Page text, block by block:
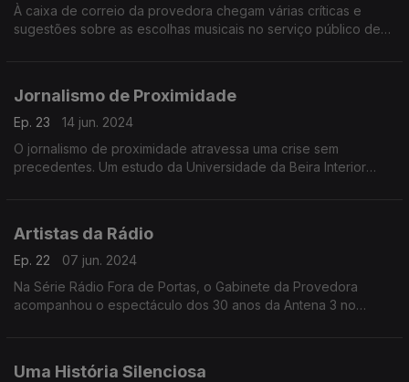
À caixa de correio da provedora chegam várias críticas e
sugestões sobre as escolhas musicais no serviço público de
Jornalismo de Proximidade
Ep. 23
14 jun. 2024
O jornalismo de proximidade atravessa uma crise sem
precedentes. Um estudo da Universidade da Beira Interior
Artistas da Rádio
Ep. 22
07 jun. 2024
Na Série Rádio Fora de Portas, o Gabinete da Provedora
acompanhou o espectáculo dos 30 anos da Antena 3 no
Uma História Silenciosa